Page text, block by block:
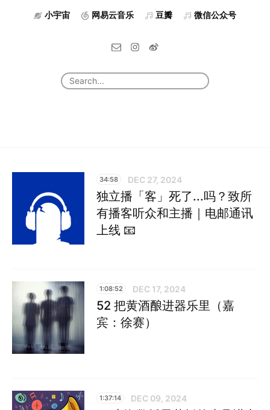
小宇宙 网易云音乐 豆瓣 微信公众号
34:58 DEC 27, 2024
独立播「客」死了...吗？致所
有播客听众和主播｜电邮通讯
上线 📧
1:08:52 DEC 17, 2024
52 把黄酒酿进器乐里（嘉
宾：徐赛）
1:37:14 DEC 09, 2024